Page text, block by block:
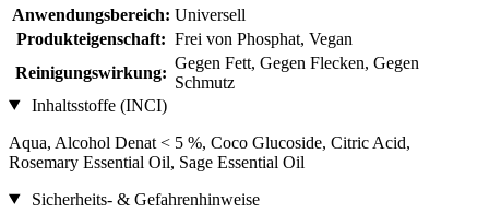
Anwendungsbereich: Universell
Produkteigenschaft: Frei von Phosphat, Vegan
Reinigungswirkung:
Gegen Fett, Gegen Flecken, Gegen
Schmutz
Inhaltsstoffe (INCI)
Aqua, Alcohol Denat < 5 %, Coco Glucoside, Citric Acid,
Rosemary Essential Oil, Sage Essential Oil
Sicherheits- & Gefahrenhinweise